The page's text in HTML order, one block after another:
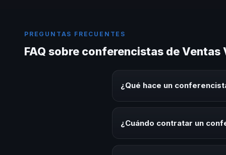
PREGUNTAS FRECUENTES
FAQ sobre conferencistas de Ventas
¿Qué hace un
audiencia.
¿Cuándo contratar un